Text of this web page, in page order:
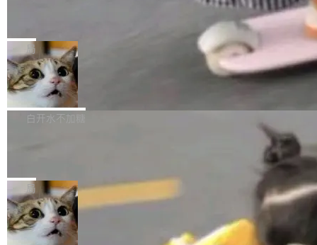
个小型数据库，应用天然按分片构建，单个数据
库的竞争和爆炸半径问题在设计层面就被消除
了。 闲置的 cell 会休眠到几乎不占资源。当 cel
l 迁移或唤醒时，新宿主从 S3 恢复 SQLite 数据
库继续执行。存储库是持久化的唯一真相...
高价的三星折叠（三星Galaxy Z Fold8 Ultra / Z
Fold8 / Z Flip8）外，其余要么是中低端机器，
例如iQOO Z11i、REDMI Note 17、REDMI No
te 17 Pro、OPPO K15，要么是vivo X300 E这
样的次旗舰。 Galaxy Z Fold8 Ultra / Z Fold8 /
Z Flip8三款折叠屏新机均在7月22日发布，且全
部搭载骁龙8 Elite Gen5 for Galaxy，它们本该
Zed 编辑器团队发布了新项目——DeltaDB，一
个在 git commit 之间记录每一次编辑操作的版
本控制系统。目前处于 Early Access 阶段。 De
ltaDB 的核心思路直接写在 landing page 最显
眼的位置：「Software is made between com
mits」——软件是在 commit 之间写出来的。git
是把这段空隙补上。 回退到任何一次编辑：Delt
aDB 捕获 commit 之间的每一次操作，...
局
SpaceXAI 单季资本开支达 183 亿美元
根据风险投资人Tomer Tunguz 博客（VC 分
析）披露的最新分析与第二季度业绩报告，Spac
微软同期总资本开支的四成。 与亚马逊、Alpha
bet、微软以及 Meta 等传统科技巨头相比，Spa
ceXAI的资金消耗速度尤为引人瞩目。然而，支
撑庞大支出的资金来源却呈现出截然不同的面
白开水不加糖
一个在终端里运行的编程 agent；Muse Spark
1.2，驱动这个 agent 的新模型。一句话概括：
你可以用 curl -fsSL https://dev.meta.ai/install.
sh | bash 安装一个能在大项目里自动规划、写
局
美团开源 LoHoSearch，用知识图谱校
准 AI 能力认知
机器出题的前提，是让机器拥有全局视野。整个